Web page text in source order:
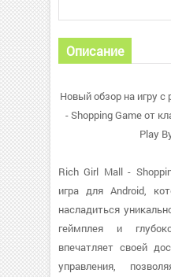
Описание
Новый обзор на игру с
- Shopping Game от
Play
Rich Girl Mall -
игра для Android,
насладиться
геймплея и
впечатляет своей
управления,